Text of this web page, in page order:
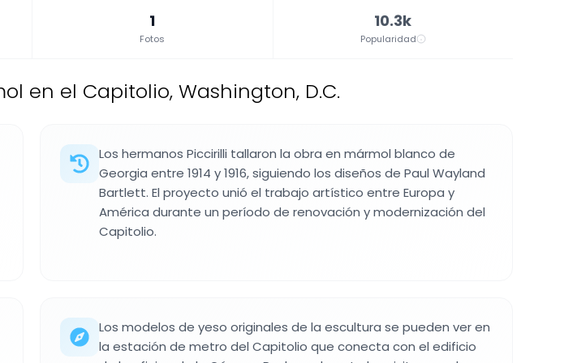
1
Fotos
10.3k
Popularidad
en el Capitolio, Washington, D.C.
Los hermanos Piccirilli tallaron la obra en mármol blanco de
Georgia entre 1914 y 1916, siguiendo los diseños de Paul Wayland
Bartlett. El proyecto unió el trabajo artístico entre Europa y
América durante un período de renovación y modernización del
Capitolio.
Los modelos de yeso originales de la escultura se pueden ver en
la estación de metro del Capitolio que conecta con el edificio